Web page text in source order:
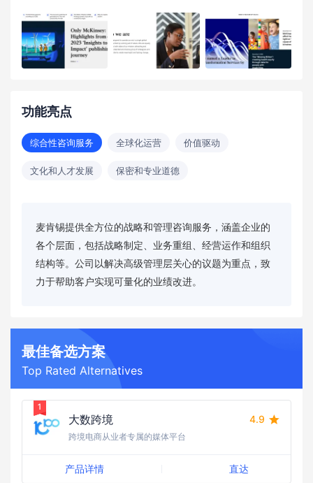
功能亮点
综合性咨询服务 全球化运营 价值驱动
文化和人才发展 保密和专业道德
麦肯锡提供全方位的战略和管理咨询服务，涵盖企业的
各个层面，包括战略制定、业务重组、经营运作和组织
结构等。公司以解决高级管理层关心的议题为重点，致
力于帮助客户实现可量化的业绩改进。
最佳备选方案
Top Rated Alternatives
大数跨境 4.9
跨境电商从业者专属的媒体平台
产品详情 直达